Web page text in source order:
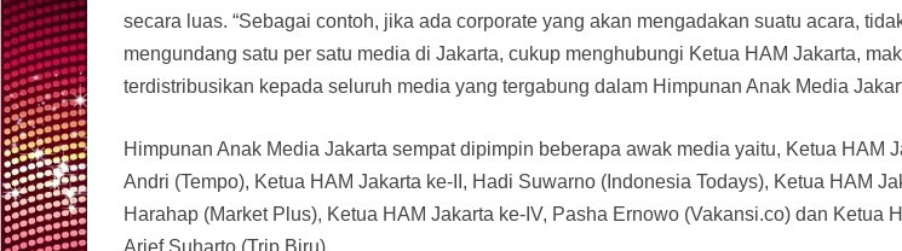
secara luas. “Sebagai contoh, jika ada corporate yang akan mengadakan suatu acara,
mengundang satu per satu media di Jakarta, cukup menghubungi Ketua HAM Jakarta,
terdistribusikan kepada seluruh media yang tergabung dalam Himpunan Anak Media
Himpunan Anak Media Jakarta sempat dipimpin beberapa awak media yaitu, Ketua HAM
Andri (Tempo), Ketua HAM Jakarta ke-II, Hadi Suwarno (Indonesia Todays), Ketua HAM
Harahap (Market Plus), Ketua HAM Jakarta ke-IV, Pasha Ernowo (Vakansi.co) dan Ketua
Arief Suharto (Trip Biru).